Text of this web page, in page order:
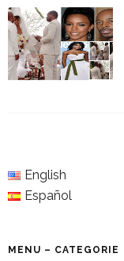
English
Español
MENU – CATEGORIE